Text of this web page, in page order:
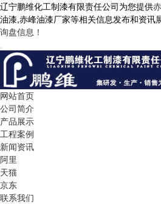
辽宁鹏维化工制漆有限责任公司为您提供
油漆,赤峰油漆厂家等相关信息发布和资讯
询盘信息！
网站首页
公司简介
产品展示
工程案例
新闻资讯
阿里
天猫
京东
联系我们